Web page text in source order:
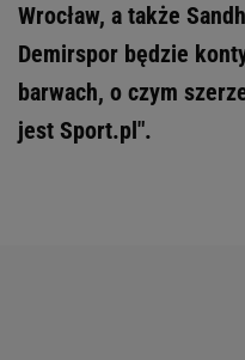
Wrocław, a także
Demirspor będzie
barwach, o czym
jest Sport.pl".